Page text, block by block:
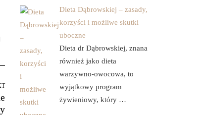
Dieta Dąbrowskiej – zasady,
korzyści i możliwe skutki
uboczne
Dieta dr Dąbrowskiej, znana
również jako dieta
warzywno-owocowa, to
wyjątkowy program
żywieniowy, który …